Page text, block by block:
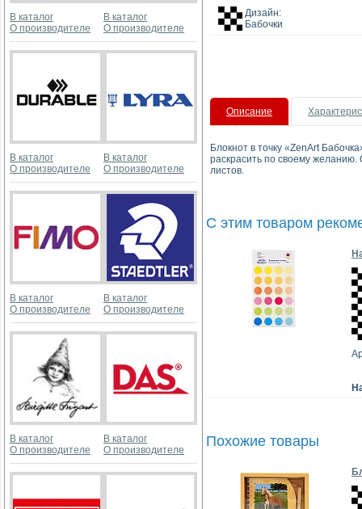
В каталог
О производителе
В каталог
О производителе
В каталог
О производителе
В каталог
О производителе
В каталог
О производителе
В каталог
О производителе
В каталог
О производителе
В каталог
О производителе
Дизайн:
Бабочки
Описание
Блокнот в точку «ZenArt
раскрасить по своему желанию.
листов.
С этим товаром
Похожие товары